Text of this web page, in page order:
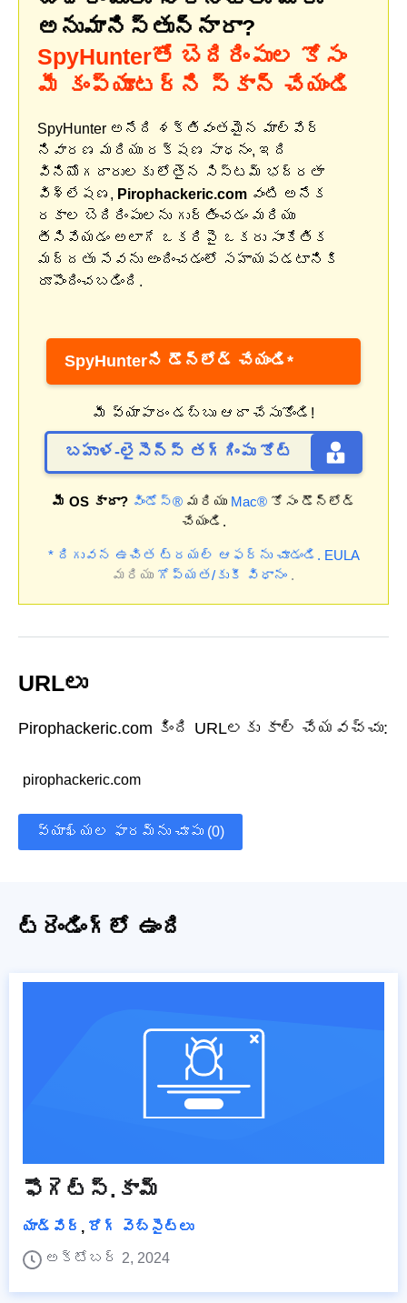
అనుమానిస్తున్నారా?
SpyHunterతో బెదిరింపుల కోసం
మీ కంప్యూటర్‌ని స్కాన్ చేయండి
SpyHunter అనేది శక్తివంతమైన మాల్వేర్
నివారణ మరియు రక్షణ సాధనం, ఇది
వినియోగదారులకు లోతైన సిస్టమ్ భద్రతా
విశ్లేషణ, Pirophackeric.com వంటి అనేక
రకాల బెదిరింపులను గుర్తించడం మరియు
తీసివేయడం అలాగే ఒకరిపై ఒకరు సాంకేతిక
మద్దతు సేవను అందించడంలో సహాయపడటానికి
రూపొందించబడింది.
SpyHunterని డౌన్‌లోడ్ చేయండి*
మీ వ్యాపారం డబ్బు ఆదా చేసుకోండి!
బహుళ-లైసెన్స్ తగ్గింపు కోట్
మీ OS కాదా? విండోస్®మరియు Mac®కోసం డౌన్‌లోడ్
చేయండి.
* దిగువన ఉచిత ట్రయల్ ఆఫర్‌ను చూడండి. EULA
మరియు గోప్యత/కుకీ విధానం .
URLలు
Pirophackeric.com కింది URLలకు కాల్ చేయవచ్చు:
pirophackeric.com
వ్యాఖ్యల ఫారమ్‌ను చూపు (0)
ట్రెండింగ్‌లో ఉంది
ఫౌగెట్స్.కామ్
యాడ్వేర్ , రోగ్ వెబ్‌సైట్‌లు
అక్టోబర్ 2, 2024